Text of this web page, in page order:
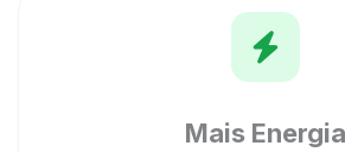
Mais Energia